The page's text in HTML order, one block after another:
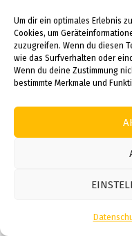
Um dir ein optimales Erlebnis
Cookies, um
zuzugreifen. Wenn du diesen
wie das Surfverhalten oder
Wenn du deine Zustimmung
bestimmte Merkmale und
2024
Für Familien mit
Arbeitnehmer im
Ferienkalender
über die
Bundesland. Die
und umfassen die